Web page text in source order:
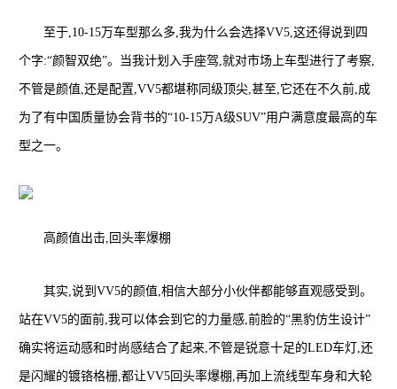
至于,10-15万车型那么多,我为什么会选择VV5,这还得说到四
个字:“颜智双绝”。当我计划入手座驾,就对市场上车型进行了考察,
不管是颜值,还是配置,VV5都堪称同级顶尖,甚至,它还在不久前,成
为了有中国质量协会背书的“10-15万A级SUV”用户满意度最高的车
型之一。
高颜值出击,回头率爆棚
其实,说到VV5的颜值,相信大部分小伙伴都能够直观感受到。
站在VV5的面前,我可以体会到它的力量感,前脸的“黑豹仿生设计”
确实将运动感和时尚感结合了起来,不管是锐意十足的LED车灯,还
是闪耀的镀铬格栅,都让VV5回头率爆棚,再加上流线型车身和大轮